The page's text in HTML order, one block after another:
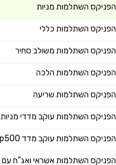
הפניקס השתלמות מניות
הפניקס השתלמות כללי
הפניקס השתלמות משולב סחיר
הפניקס השתלמות הלכה
הפניקס השתלמות שריעה
הפניקס השתלמות עוקב מדדי מניות
הפניקס השתלמות עוקב מדד s&p500